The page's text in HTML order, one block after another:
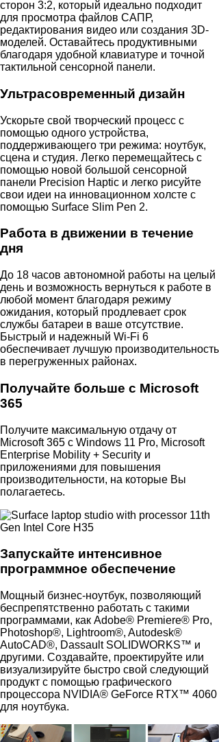
сторон 3:2, который идеально подходит
для просмотра файлов САПР,
редактирования видео или создания 3D-
моделей. Оставайтесь продуктивными
благодаря удобной клавиатуре и точной
тактильной сенсорной панели.
Ультрасовременный дизайн
Ускорьте свой творческий процесс с
помощью одного устройства,
поддерживающего три режима: ноутбук,
сцена и студия. Легко перемещайтесь с
помощью новой большой сенсорной
панели Precision Haptic и легко рисуйте
свои идеи на инновационном холсте с
помощью Surface Slim Pen 2.
Работа в движении в течение
дня
До 18 часов автономной работы на целый
день и возможность вернуться к работе в
любой момент благодаря режиму
ожидания, который продлевает срок
службы батареи в ваше отсутствие.
Быстрый и надежный Wi-Fi 6
обеспечивает лучшую производительность
в перегруженных районах.
Получайте больше с Microsoft
365
Получите максимальную отдачу от
Microsoft 365 с Windows 11 Pro, Microsoft
Enterprise Mobility + Security и
приложениями для повышения
производительности, на которые Вы
полагаетесь.
Запускайте интенсивное
программное обеспечение
Мощный бизнес-ноутбук, позволяющий
беспрепятственно работать с такими
программами, как Adobe® Premiere® Pro,
Photoshop®, Lightroom®, Autodesk®
AutoCAD®, Dassault SOLIDWORKS™ и
другими. Создавайте, проектируйте или
визуализируйте быстро свой следующий
продукт с помощью графического
процессора NVIDIA® GeForce RTX™ 4060
для ноутбука.